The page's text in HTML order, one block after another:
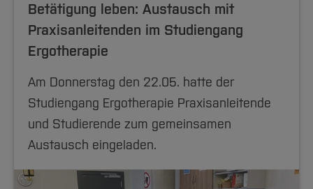
Betätigung leben: Austausch mit
Praxisanleitenden im Studiengang
Ergotherapie
Am Donnerstag den 22.05. hatte der
Studiengang Ergotherapie Praxisanleitende
und Studierende zum gemeinsamen
Austausch eingeladen.